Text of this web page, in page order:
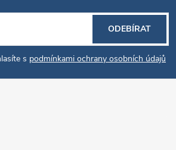
s podmínkami ochrany osobních údajů
ODEBÍRAT